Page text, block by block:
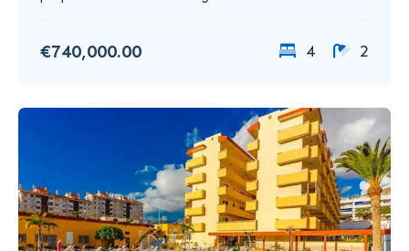
€740,000.00 4 2